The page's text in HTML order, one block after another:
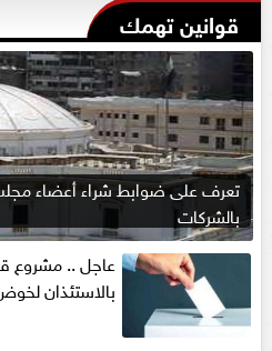
قوانين تهمك
تعرف على ضوابط شراء أعضاء
بالشركات
عاجل .. مشروع
بالاستئذان